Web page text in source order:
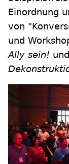
Einordnung
von
und
Ally sein! und